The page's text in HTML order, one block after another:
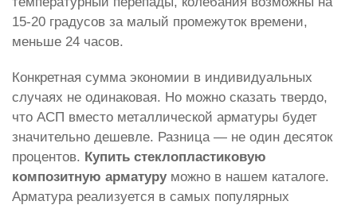
15-20 градусов за малый промежуток времени,
меньше 24 часов.
Конкретная сумма экономии в индивидуальных
случаях не одинаковая. Но можно сказать твердо,
что АСП вместо металлической арматуры будет
значительно дешевле. Разница — не один десяток
процентов. Купить стеклопластиковую
композитную арматуруможно в нашем каталоге.
Арматура реализуется в самых популярных